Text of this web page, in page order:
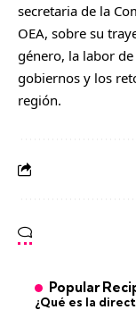
secretaria de la
OEA, sobre su
género, la labor
gobiernos y los
región.
Popular
¿Qué es la